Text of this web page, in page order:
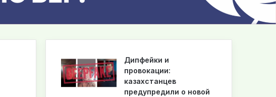
Дипфейки и
провокации:
казахстанцев
предупредили о новой